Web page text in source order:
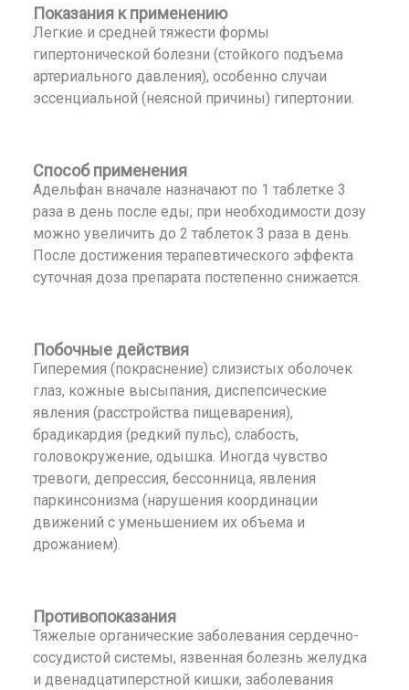
Показания к применению
Легкие и средней тяжести формы
гипертонической болезни (стойкого подъема
артериального давления), особенно случаи
эссенциальной (неясной причины) гипертонии.
Способ применения
Адельфан вначале назначают по 1 таблетке 3
раза в день после еды; при необходимости дозу
можно увеличить до 2 таблеток 3 раза в день.
После достижения терапевтического эффекта
суточная доза препарата постепенно снижается.
Побочные действия
Гиперемия (покраснение) слизистых оболочек
глаз, кожные высыпания, диспепсические
явления (расстройства пищеварения),
брадикардия (редкий пульс), слабость,
головокружение, одышка. Иногда чувство
тревоги, депрессия, бессонница, явления
паркинсонизма (нарушения координации
движений с уменьшением их объема и
дрожанием).
Противопоказания
Тяжелые органические заболевания сердечно-
сосудистой системы, язвенная болезнь желудка
и двенадцатиперстной кишки, заболевания